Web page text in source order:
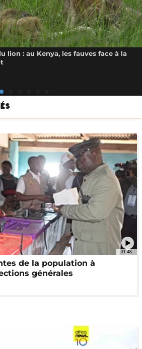
lion : au Kenya, les fauves face à la
01:48
de la population à
générales